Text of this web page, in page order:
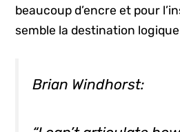
beaucoup d’encre et pour
semble la destination
Brian Windhorst: